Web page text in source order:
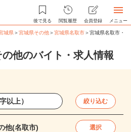
後で見る 閲覧履歴 会員登録 メニュー
城県＞宮城県その他＞宮城県名取市＞宮城県名取市・
他のバイト・求人情報
絞り込む
他(名取市) 選択